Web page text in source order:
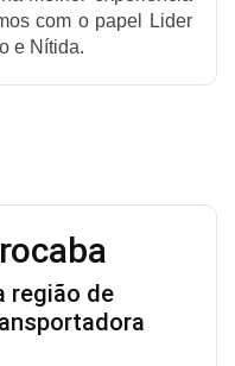
com o papel Lider
e Nítida.
região de